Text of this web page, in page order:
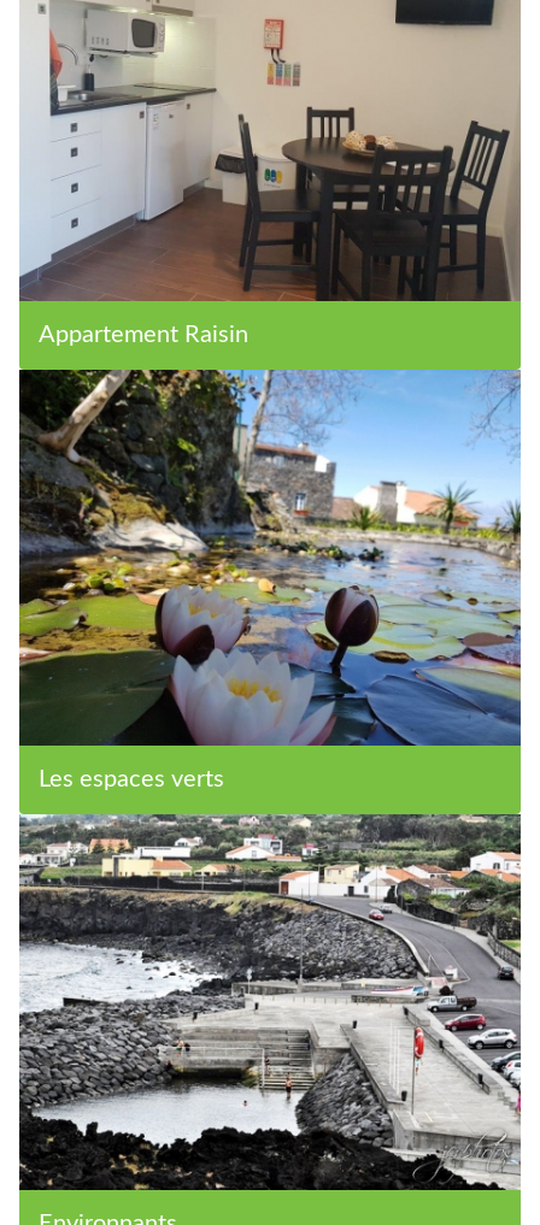
Appartement Raisin
Les espaces verts